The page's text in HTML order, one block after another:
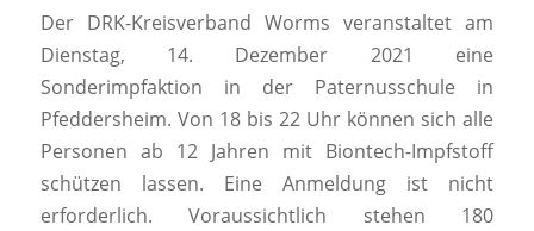
Der DRK-Kreisverband Worms veranstaltet am
Dienstag, 14. Dezember 2021 eine
Sonderimpfaktion in der Paternusschule in
Pfeddersheim. Von 18 bis 22 Uhr können sich alle
Personen ab 12 Jahren mit Biontech-Impfstoff
schützen lassen. Eine Anmeldung ist nicht
erforderlich. Voraussichtlich stehen 180